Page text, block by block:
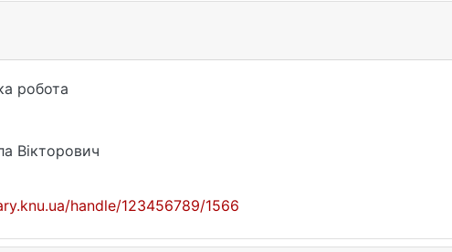
робота
Вікторович
handle/123456789/1566